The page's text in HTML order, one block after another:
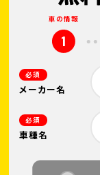
車の情報
1
必須
メーカー名
必須
車種名